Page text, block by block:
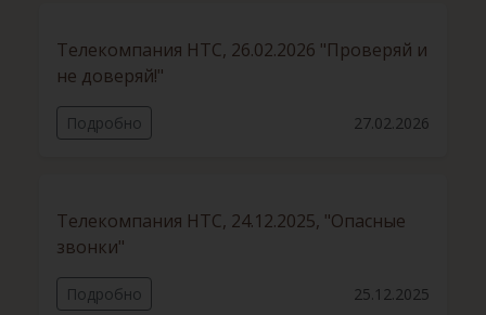
Телекомпания НТС, 26.02.2026 "Проверяй и
не доверяй!"
Подробно 27.02.2026
Телекомпания НТС, 24.12.2025, "Опасные
звонки"
Подробно 25.12.2025